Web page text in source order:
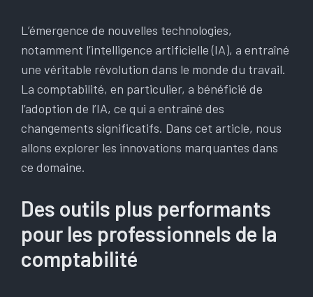
L’émergence de nouvelles technologies,
notamment l’intelligence artificielle (IA), a entraîné
une véritable révolution dans le monde du travail.
La comptabilité, en particulier, a bénéficié de
l’adoption de l’IA, ce qui a entraîné des
changements significatifs. Dans cet article, nous
allons explorer les innovations marquantes dans
ce domaine.
Des outils plus performants
pour les professionnels de la
comptabilité